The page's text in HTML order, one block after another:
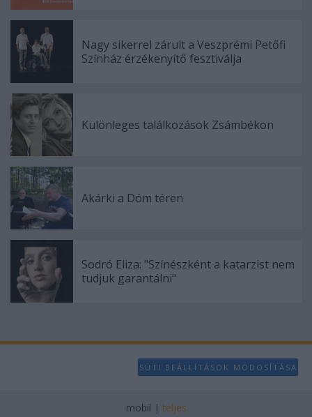
Nagy sikerrel zárult a Veszprémi Petőfi
Színház érzékenyítő fesztiválja
Különleges találkozások Zsámbékon
Akárki a Dóm téren
Sodró Eliza: "Színészként a katarzist nem
tudjuk garantálni"
SÜTI BEÁLLÍTÁSOK MÓDOSÍTÁSA
mobil | teljes